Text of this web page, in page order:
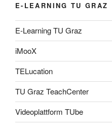
E-LEARNING TU GRAZ
E-Learning TU Graz
iMooX
TELucation
TU Graz TeachCenter
Videoplattform TUbe